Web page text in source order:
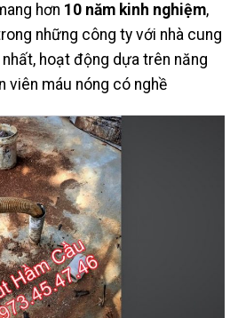
hơn 10 năm kinh nghiệm,
những công ty với nhà cung
hoạt động dựa trên năng
viên máu nóng có nghề